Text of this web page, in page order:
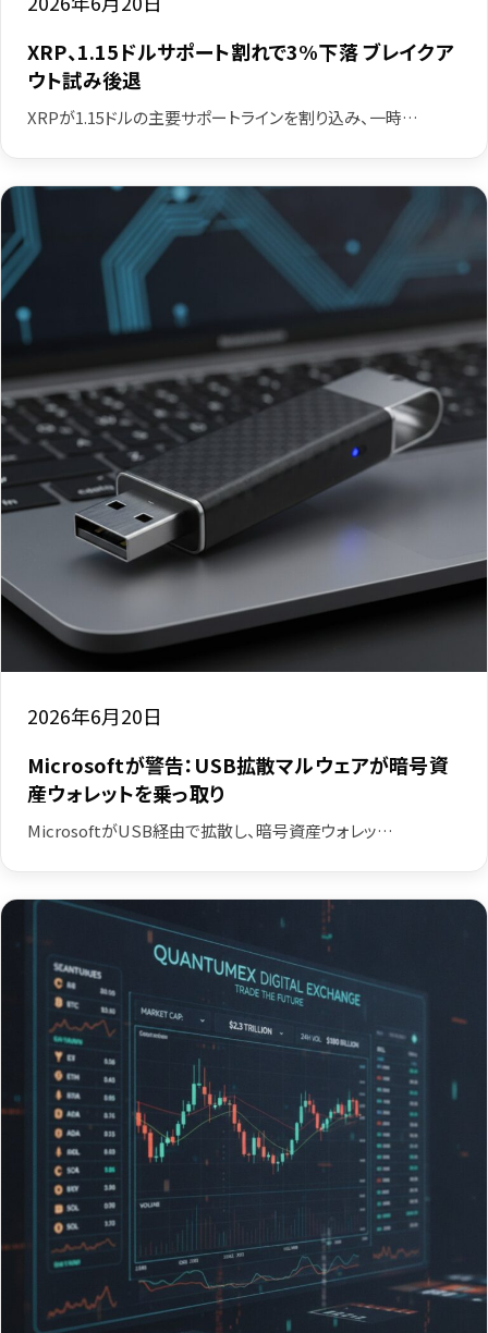
XRP、1.15ドルサポート割れで3%下落 ブレイクア
ウト試み後退
XRPが1.15ドルの主要サポートラインを割り込み、一時…
2026年6月20日
Microsoftが警告：USB拡散マルウェアが暗号資
産ウォレットを乗っ取り
MicrosoftがUSB経由で拡散し、暗号資産ウォレッ…